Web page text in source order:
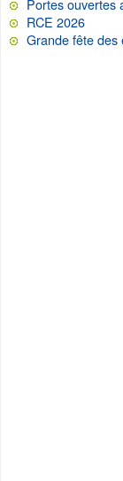
Portes ouvertes
RCE 2026
Grande fête des